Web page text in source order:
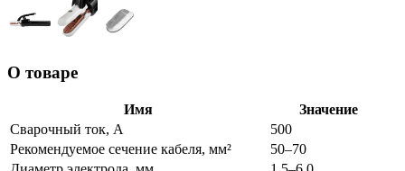
О товаре
Имя
Значение
Сварочный ток, А
500
Рекомендуемое сечение кабеля, мм²
50–70